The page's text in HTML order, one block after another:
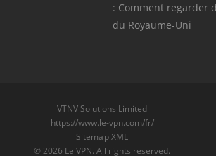
: Comment regarder
du Royaume-Uni
VTNV Solutions Limited
https://www.le-vpn.com/fr/
Sitemap XML
© 2026 Le VPN. All rights reserved.